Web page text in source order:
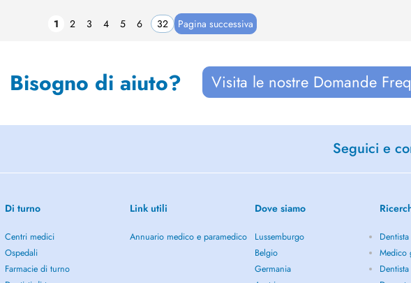
1 2 3 4 5 6 32 Pagina successiva
Bisogno di aiuto? Visita le nostre Domande
Seguici e
Di turno
Centri medici
Ospedali
Farmacie di turno
Link utili
Annuario medico e paramedico
Dove siamo
Lussemburgo
Belgio
Germania
Medico